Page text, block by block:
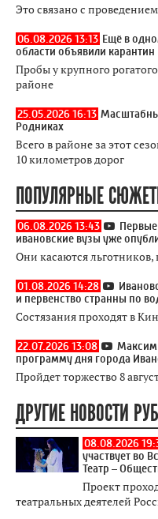
Это связано с
06.08.2026 13:13 Ещё в
области объявили
Пробы у крупного
районе
25.05.2026 16:13
Родниках
Всего в районе за этот
10 километров дорог
ПОПУЛЯРНЫЕ
06.08.2026 13:43
ивановские вузы уже
Они касаются
01.08.2026 14:28
и первенство странны по
Состязания проходят в
22.07.2026 13:08
Максим
программу дня города
Пройдет торжество 8
ДРУГИЕ НОВОСТИ
08.08.2026
участвует во
Театр –
Проект
театральных деятелей